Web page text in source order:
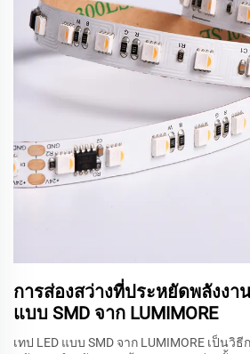
การส่องสว่างที่ประหยัดพลังงา
แบบ SMD จาก LUMIMORE
เทป LED แบบ SMD จาก LUMIMORE เป็น